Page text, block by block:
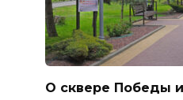
О сквере Победы